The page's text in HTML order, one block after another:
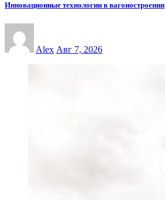
Инновационные технологии в вагоностроении
Alex Авг 7, 2026